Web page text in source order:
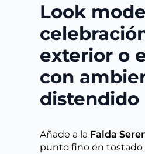
Look
exterior o
con
distendido
Añade a la Falda
punto fino en tostado